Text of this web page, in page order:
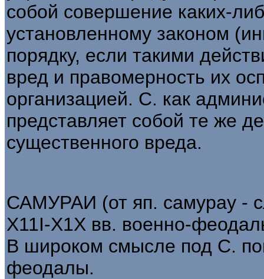
собой совершение каких-
установленному законом
порядку, если такими
вред и правомерность их
организацией. С. как
представляет собой те же
существенного вреда.
САМУРАИ (от яп. самурау -
X11I-X1X вв. военно-
В широком смысле под С.
феодалы.